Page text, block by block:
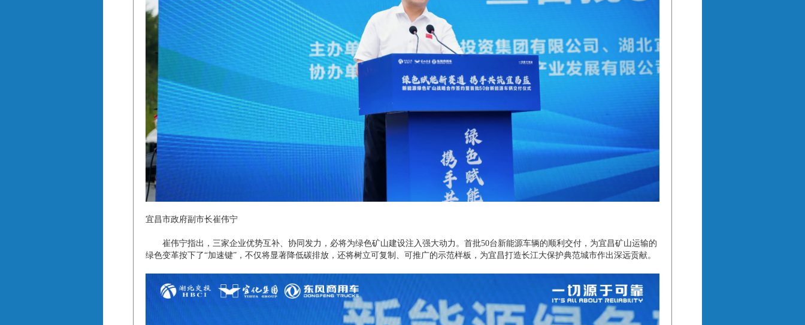
宜昌市政府副市长崔伟宁
崔伟宁指出，三家企业优势互补、协同发力，必将为绿色矿山建设注入强大动力。首批50台新能源车辆的顺利交付，为宜昌矿山运输的
绿色变革按下了“加速键”，不仅将显著降低碳排放，还将树立可复制、可推广的示范样板，为宜昌打造长江大保护典范城市作出深远贡献。